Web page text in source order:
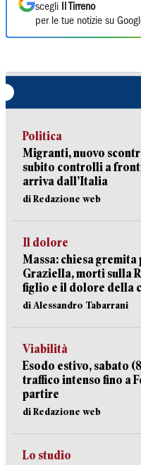
scegli
Il Tirreno
per le tue notizie su
Politica
Migranti, nuovo
subito controlli a
arriva dall’Italia
di Redazione web
Il dolore
Massa: chiesa
Graziella, morti sulla
figlio e il dolore della
di Alessandro Tabarrani
Viabilità
Esodo estivo, sabato
traffico intenso fino a
partire
di Redazione web
Lo studio